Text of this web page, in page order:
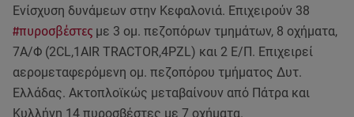
Ενίσχυση δυνάμεων στην Κεφαλονιά. Επιχειρούν 38
#πυροσβέστες με 3 ομ. πεζοπόρων τμημάτων, 8 οχήματα,
7Α/Φ (2CL,1AIR TRACTOR,4PZL) και 2 Ε/Π. Επιχειρεί
αερομεταφερόμενη ομ. πεζοπόρου τμήματος Δυτ.
Ελλάδας. Ακτοπλοϊκώς μεταβαίνουν από Πάτρα και
Κυλλήνη 14 πυροσβέστες με 7 οχήματα.